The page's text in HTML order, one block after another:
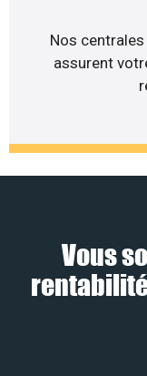
Nos
assurent
Vous